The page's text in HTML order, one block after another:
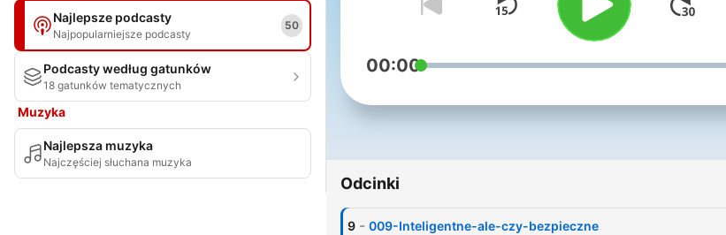
Najlepsze podcasty
Najpopularniejsze podcasty
50
Podcasty według gatunków
18 gatunków tematycznych
Muzyka
Najlepsza muzyka
Najczęściej słuchana muzyka
prywatność Jeśli
zainteresowany
rozwojem w
znajdujesz się we
poświęcony jest
zainteresowanie
00:00
Odcinki
9 - 009-Inteligentne-ale-czy-bezpieczne